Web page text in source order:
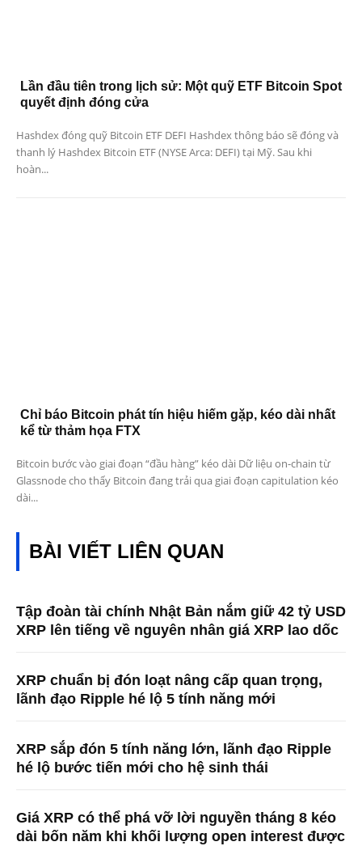
Lần đầu tiên trong lịch sử: Một quỹ ETF Bitcoin Spot
quyết định đóng cửa
Hashdex đóng quỹ Bitcoin ETF DEFI Hashdex thông báo sẽ đóng và
thanh lý Hashdex Bitcoin ETF (NYSE Arca: DEFI) tại Mỹ. Sau khi
hoàn...
Chỉ báo Bitcoin phát tín hiệu hiếm gặp, kéo dài nhất
kể từ thảm họa FTX
Bitcoin bước vào giai đoạn “đầu hàng” kéo dài Dữ liệu on-chain từ
Glassnode cho thấy Bitcoin đang trải qua giai đoạn capitulation kéo
dài...
BÀI VIẾT LIÊN QUAN
Tập đoàn tài chính Nhật Bản nắm giữ 42 tỷ USD
XRP lên tiếng về nguyên nhân giá XRP lao dốc
XRP chuẩn bị đón loạt nâng cấp quan trọng,
lãnh đạo Ripple hé lộ 5 tính năng mới
XRP sắp đón 5 tính năng lớn, lãnh đạo Ripple
hé lộ bước tiến mới cho hệ sinh thái
Giá XRP có thể phá vỡ lời nguyền tháng 8 kéo
dài bốn năm khi khối lượng open interest được